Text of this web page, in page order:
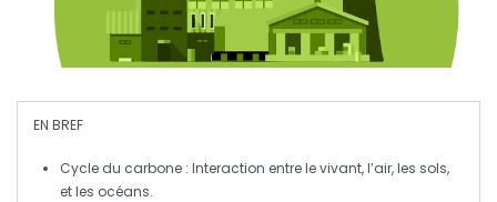
EN BREF
Cycle du carbone : Interaction entre le vivant, l’air, les sols,
et les océans.